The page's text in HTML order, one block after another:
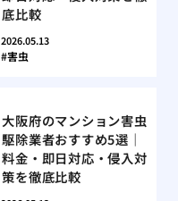
底比較
2026.05.13
害虫
大阪府のマンション害虫
駆除業者おすすめ5選｜
料金・即日対応・侵入対
策を徹底比較